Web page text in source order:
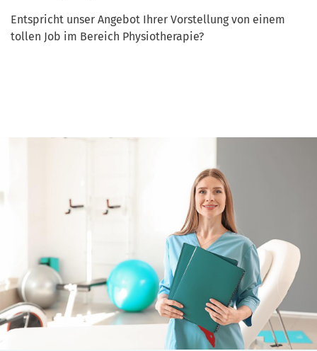
Entspricht unser Angebot Ihrer Vorstellung von einem
tollen Job im Bereich Physiotherapie?